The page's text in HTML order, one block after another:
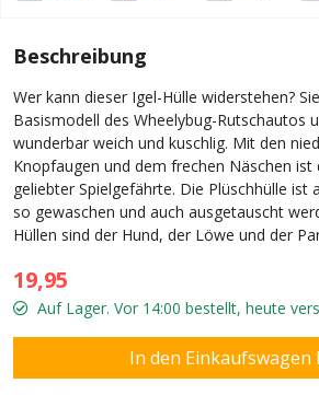
Beschreibung
Wer kann dieser Igel-Hülle widerstehen?
Basismodell des Wheelybug-Rutschautos
wunderbar weich und kuschlig. Mit den
Knopfaugen und dem frechen Näschen ist
geliebter Spielgefährte. Die Plüschhülle ist
so gewaschen und auch ausgetauscht
Hüllen sind der Hund, der Löwe und der
19,95
Auf Lager. Vor 14:00 bestellt, heute